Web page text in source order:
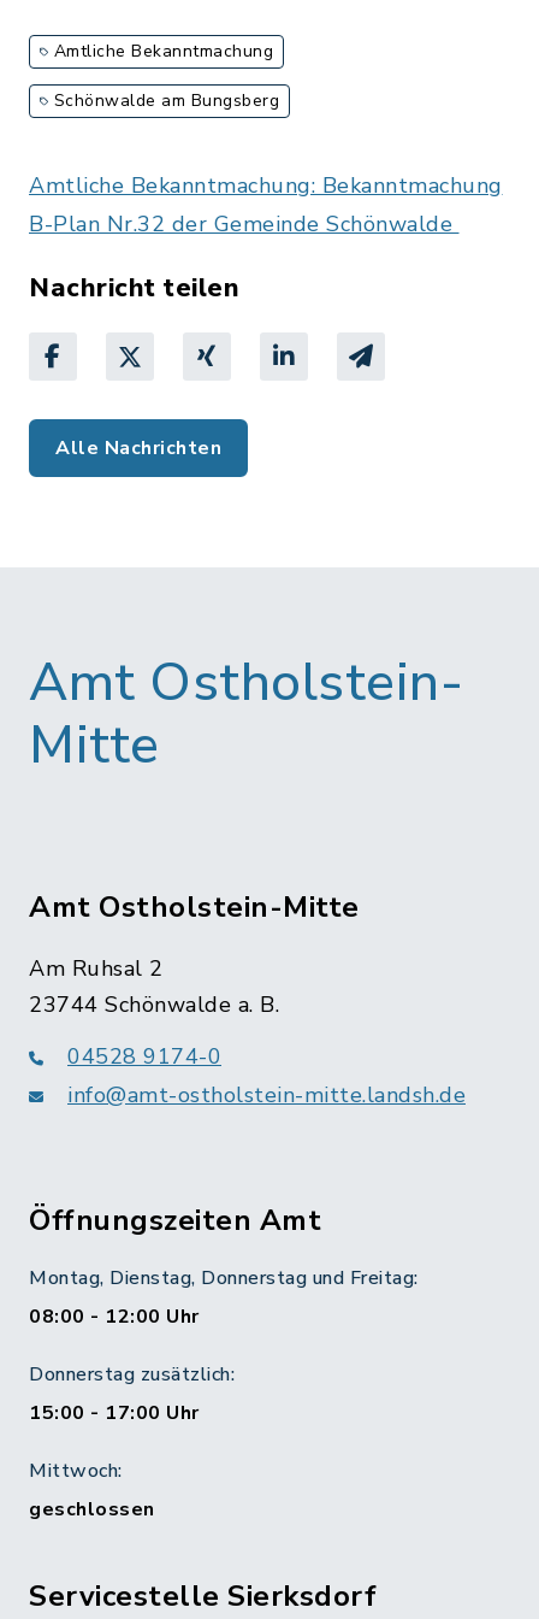
Amtliche Bekanntmachung
Schönwalde am Bungsberg
Amtliche Bekanntmachung: Bekanntmachung
B-Plan Nr.32 der Gemeinde Schönwalde
Nachricht teilen
Alle Nachrichten
Amt Ostholstein-
Mitte
Amt Ostholstein-Mitte
Am Ruhsal 2
23744 Schönwalde a. B.
04528 9174-0
info@amt-ostholstein-mitte.landsh.de
Öffnungszeiten Amt
Montag, Dienstag, Donnerstag und Freitag:
08:00 - 12:00 Uhr
Donnerstag zusätzlich:
15:00 - 17:00 Uhr
Mittwoch:
geschlossen
Servicestelle Sierksdorf